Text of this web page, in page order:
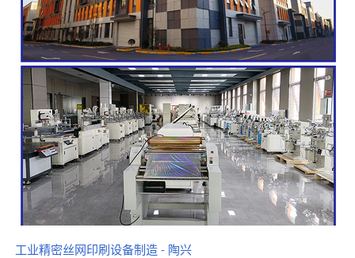
工业精密丝网印刷设备制造 - 陶兴